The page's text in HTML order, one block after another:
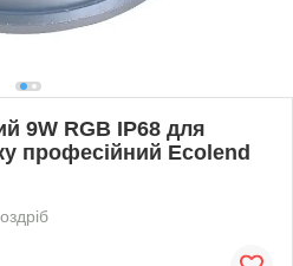
9W RGB IP68 для
професійний Ecolend